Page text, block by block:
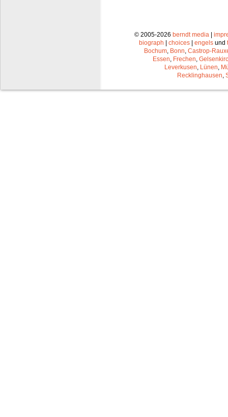
© 2005-2026 berndt media |
biograph | choices | engels und
Bochum Bonn Castrop-
Essen Frechen
Leverkusen Lünen
Recklinghausen